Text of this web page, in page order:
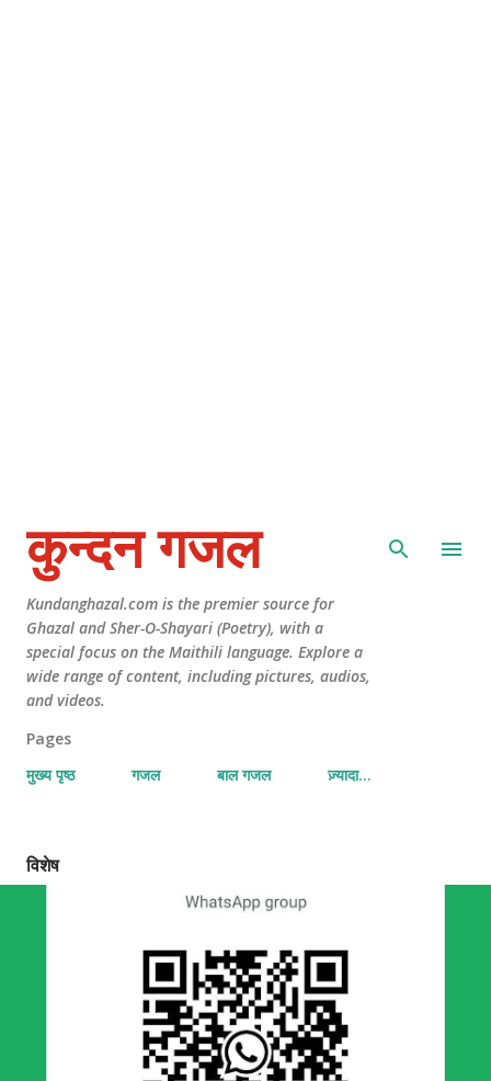
कुन्दन गजल
Kundanghazal.com is the premier source for
Ghazal and Sher-O-Shayari (Poetry), with a
special focus on the Maithili language. Explore a
wide range of content, including pictures, audios,
and videos.
Pages
मुख्य पृष्ठ
गजल बाल गजल ज़्यादा…
विशेष